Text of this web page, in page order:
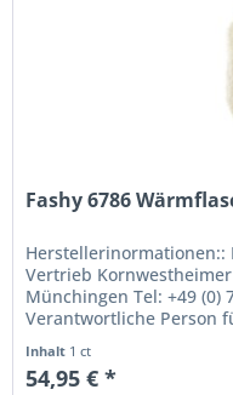
Fashy 6786
Herstellerinormationen::
Vertrieb
Münchingen Tel: +49 (0)
Verantwortliche Person
Inhalt 1 ct
54,95 € *